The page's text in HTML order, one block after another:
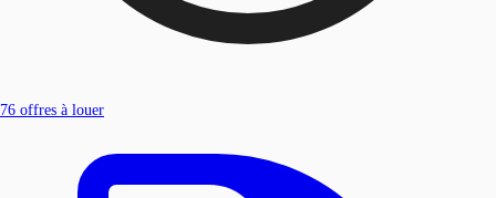
76 offres à louer